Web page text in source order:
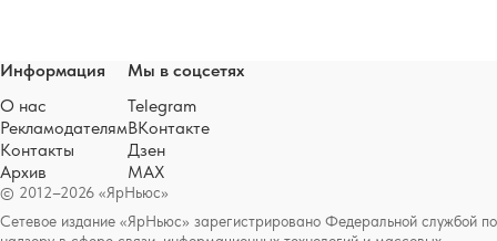
© 2012–2026 «ЯрНьюс»
Сетевое издание «ЯрНьюс» зарегистрировано Федеральной службой по
Информация
О нас
Рекламодателям
Контакты
Архив
Мы в соцсетях
Telegram
ВКонтакте
Дзен
MAX